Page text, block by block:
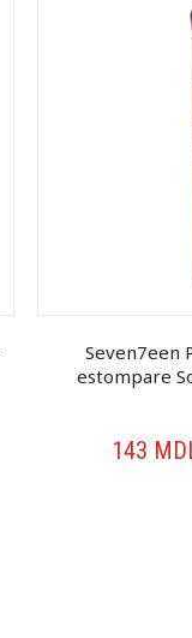
Seven7een
estompare
143